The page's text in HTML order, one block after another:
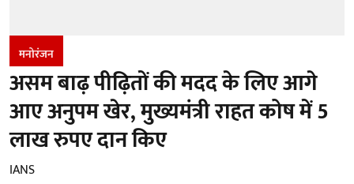
मनोरंजन
असम बाढ़ पीढ़ितों की मदद के लिए आगे
आए अनुपम खेर, मुख्यमंत्री राहत कोष में 5
लाख रुपए दान किए
IANS